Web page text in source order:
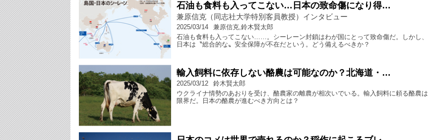
石油も食料も入ってこない…日本の致命傷になり得…
兼原信克（同志社大学特別客員教授）インタビュー
2025/03/14
兼原信克,鈴木賢太郎
石油も食料も入ってこない……。シーレーン封鎖はわが国にとって致命傷だ。しかし、
日本は〝総合的な〟安全保障が不在だという。どう備えるべきか？
輸入飼料に依存しない酪農は可能なのか？北海道・…
2025/03/12
鈴木賢太郎
ウクライナ情勢のあおりを受け、酪農家の離農が相次いでいる。輸入飼料に頼る酪農は
限界だ。日本の酪農が進むべき方向とは？